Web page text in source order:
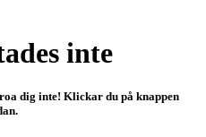
inte
dig inte! Klickar du på knappen